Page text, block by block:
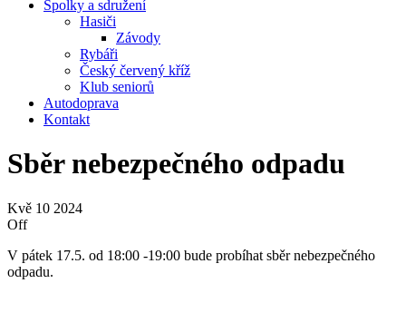
Spolky a sdružení
Hasiči
Závody
Rybáři
Český červený kříž
Klub seniorů
Autodoprava
Kontakt
Sběr nebezpečného odpadu
Kvě 10 2024
Off
V pátek 17.5. od 18:00 -19:00 bude probíhat sběr nebezpečného
odpadu.